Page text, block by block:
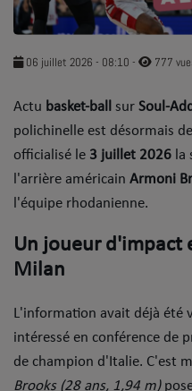
SOUL ADDICT PLAY
Flash News
Dans la Street
C quoi ton Actu ?
Dans ton Téléphone
Mic 2 Rue
URBAN CULTURE
Sport
06 juillet 2026 - 08:10 - 777
​Actu basket-ball sur Soul-
polichinelle est désormais
officialisé le 3 juillet 2026
l'arrière américain Armoni
l'équipe rhodanienne.
​Un joueur d'impact
Milan
​L'information avait déjà été
intéressé en conférence de
de champion d'Italie. C'est
Brooks (28 ans, 1,94 m)